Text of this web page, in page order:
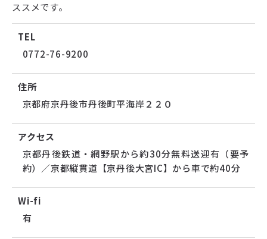
ススメです。
TEL
0772-76-9200
住所
京都府京丹後市丹後町平海岸２２０
アクセス
京都丹後鉄道・網野駅から約30分無料送迎有（要予
約）／京都縦貫道【京丹後大宮IC】から車で約40分
Wi-fi
有